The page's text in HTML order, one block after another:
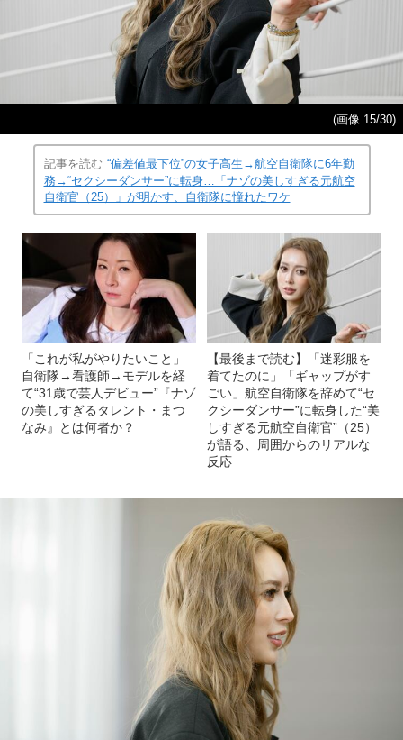
(画像 15/30)
記事を読む “偏差値最下位”の女子高生→航空自衛隊に6年勤
務→“セクシーダンサー”に転身…「ナゾの美しすぎる元航空
自衛官（25）」が明かす、自衛隊に憧れたワケ
「これが私がやりたいこと」
自衛隊→看護師→モデルを経
て“31歳で芸人デビュー”『ナゾ
の美しすぎるタレント・まつ
なみ』とは何者か？
【最後まで読む】「迷彩服を
着てたのに」「ギャップがす
ごい」航空自衛隊を辞めて“セ
クシーダンサー”に転身した“美
しすぎる元航空自衛官”（25）
が語る、周囲からのリアルな
反応